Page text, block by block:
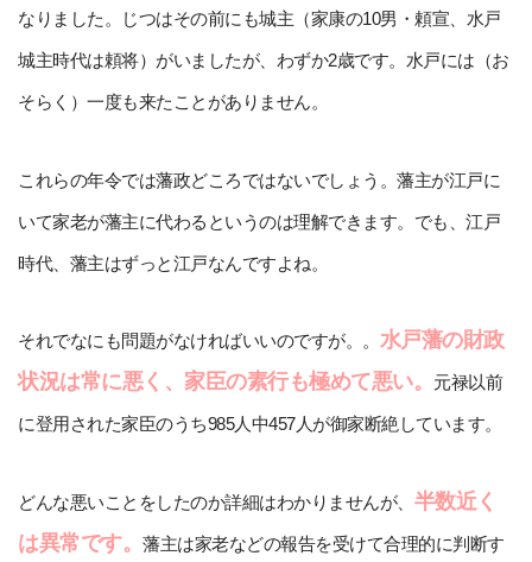
なりました。じつはその前にも城主（家康の10男・頼宣、水戸
城主時代は頼将）がいましたが、わずか2歳です。水戸には（お
そらく）一度も来たことがありません。
これらの年令では藩政どころではないでしょう。藩主が江戸に
いて家老が藩主に代わるというのは理解できます。でも、江戸
時代、藩主はずっと江戸なんですよね。
それでなにも問題がなければいいのですが。。 水戸藩の財政
状況は常に悪く、家臣の素行も極めて悪い。
元禄以前
に登用された家臣のうち985人中457人が御家断絶しています。
どんな悪いことをしたのか詳細はわかりませんが、 半数近く
は異常です。 藩主は家老などの報告を受けて合理的に判断す